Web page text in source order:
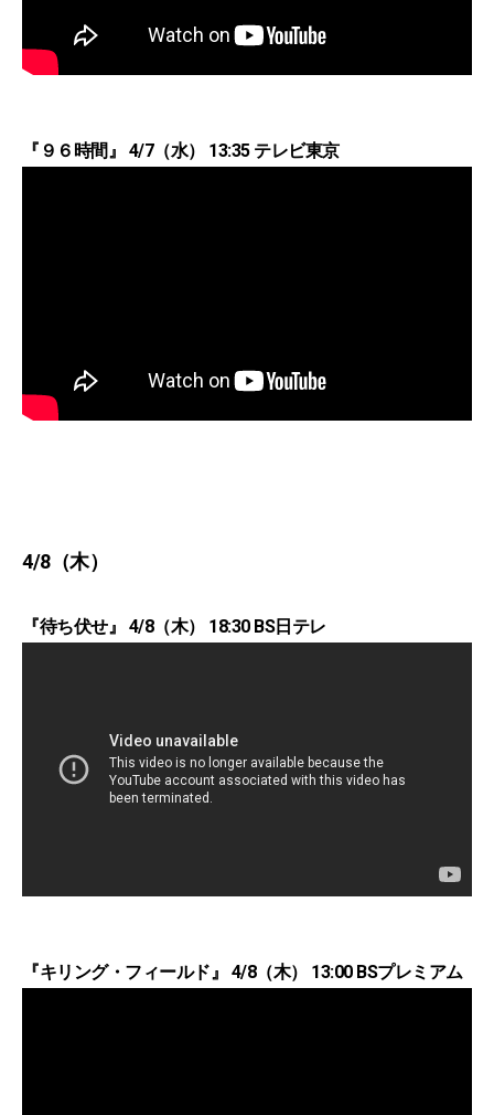
『９６時間』 4/7（水） 13:35 テレビ東京
4/8（木）
『待ち伏せ』 4/8（木） 18:30 BS日テレ
『キリング・フィールド』 4/8（木） 13:00 BSプレミアム